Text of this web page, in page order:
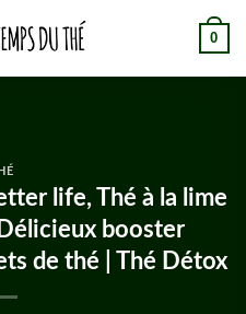
0
life, Thé à la lime
booster
de thé | Thé Détox